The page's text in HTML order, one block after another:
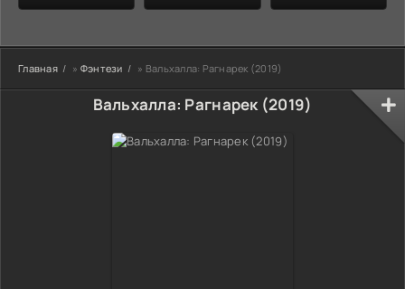
Главная » Фэнтези » Вальхалла: Рагнарек (2019)
Вальхалла: Рагнарек (2019)